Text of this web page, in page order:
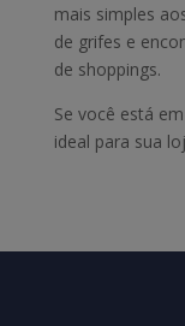
mais simples
de grifes e
de shoppings.
Se você está
ideal para sua